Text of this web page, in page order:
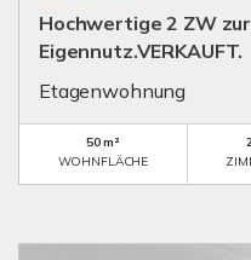
Hochwertige 2 ZW
Eigennutz.VERKAUFT.
Etagenwohnung
50 m²
WOHNFLÄCHE